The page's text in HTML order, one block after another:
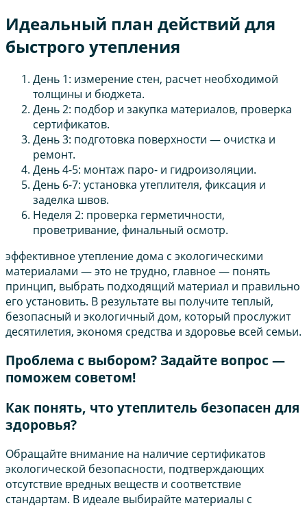
Идеальный план действий для
быстрого утепления
День 1: измерение стен, расчет необходимой
толщины и бюджета.
День 2: подбор и закупка материалов, проверка
сертификатов.
День 3: подготовка поверхности — очистка и
ремонт.
День 4-5: монтаж паро- и гидроизоляции.
День 6-7: установка утеплителя, фиксация и
заделка швов.
Неделя 2: проверка герметичности,
проветривание, финальный осмотр.
эффективное утепление дома с экологическими
материалами — это не трудно, главное — понять
принцип, выбрать подходящий материал и правильно
его установить. В результате вы получите теплый,
безопасный и экологичный дом, который прослужит
десятилетия, экономя средства и здоровье всей семьи.
Проблема с выбором? Задайте вопрос —
поможем советом!
Как понять, что утеплитель безопасен для
здоровья?
Обращайте внимание на наличие сертификатов
экологической безопасности, подтверждающих
отсутствие вредных веществ и соответствие
стандартам. В идеале выбирайте материалы с